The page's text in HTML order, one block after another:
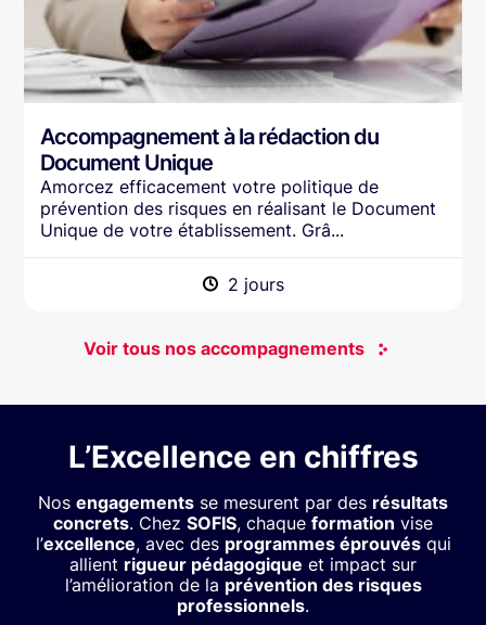
Accompagnement à la rédaction du
Document Unique
Amorcez efficacement votre politique de
prévention des risques en réalisant le Document
Unique de votre établissement. Grâ...
2 jours
Voir tous nos accompagnements
L’Excellence en chiffres
Nos engagements se mesurent par des résultats
concrets. Chez SOFIS, chaque formation vise
l’excellence, avec des programmes éprouvésqui
allient rigueur pédagogique et impact sur
l’amélioration de la prévention des risques
professionnels.